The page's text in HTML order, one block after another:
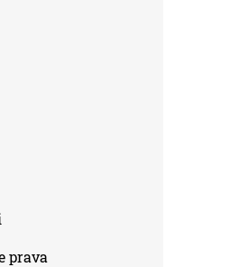
prava